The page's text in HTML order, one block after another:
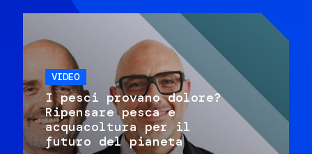
VIDEO
I pesci provano dolore?
Ripensare pesca e
acquacoltura per il
futuro del pianeta